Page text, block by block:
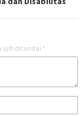
ditandai *